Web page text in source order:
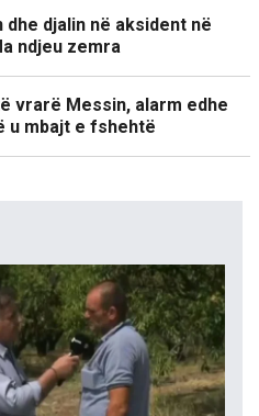
dhe djalin në aksident në
ndjeu zemra
vrarë Messin, alarm edhe
u mbajt e fshehtë